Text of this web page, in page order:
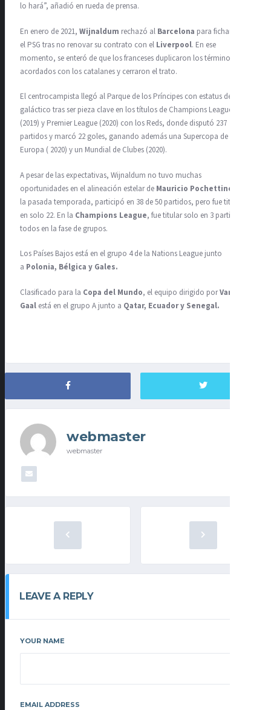
lo hará”, añadió en rueda de prensa.
En enero de 2021, Wijnaldum rechazó al Barcelona para fichar por
el PSG tras no renovar su contrato con el Liverpool. En ese
momento, se enteró de que los franceses duplicaron los términos
acordados con los catalanes y cerraron el trato.
El centrocampista llegó al Parque de los Príncipes con estatus de
galáctico tras ser pieza clave en los títulos de Champions League
(2019) y Premier League (2020) con los Reds, donde disputó 237
partidos y marcó 22 goles, ganando además una Supercopa de
Europa ( 2020) y un Mundial de Clubes (2020).
A pesar de las expectativas, Wijnaldum no tuvo muchas
oportunidades en el alineación estelar de Mauricio Pochettino
la pasada temporada, participó en 38 de 50 partidos, pero fue titular
en solo 22. En la Champions League, fue titular solo en 3 partidos,
todos en la fase de grupos.
Los Países Bajos está en el grupo 4 de la Nations League junto
a Polonia, Bélgica y Gales.
Clasificado para la Copa del Mundo, el equipo dirigido porVan
Gaal está en el grupo A junto a Qatar, Ecuador y Senegal.
webmaster
webmaster
LEAVE A REPLY
YOUR NAME
EMAIL ADDRESS